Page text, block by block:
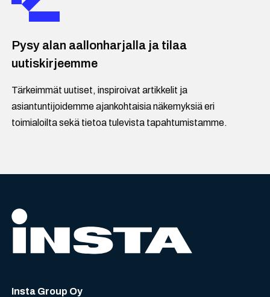
Pysy alan aallonharjalla ja tilaa
uutiskirjeemme
Tärkeimmät uutiset, inspiroivat artikkelit ja
asiantuntijoidemme ajankohtaisia näkemyksiä eri
toimialoilta sekä tietoa tulevista tapahtumistamme.
Insta Group Oy